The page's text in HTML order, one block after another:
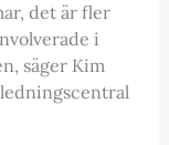
det är fler
i
säger Kim